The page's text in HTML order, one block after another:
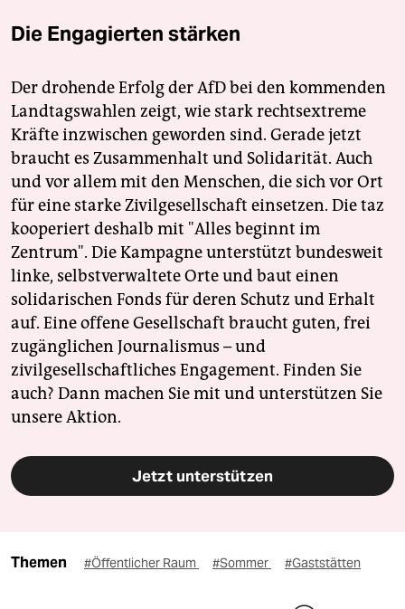
Die Engagierten stärken
Der drohende Erfolg der AfD bei den kommenden
Landtagswahlen zeigt, wie stark rechtsextreme
Kräfte inzwischen geworden sind. Gerade jetzt
braucht es Zusammenhalt und Solidarität. Auch
und vor allem mit den Menschen, die sich vor Ort
für eine starke Zivilgesellschaft einsetzen. Die taz
kooperiert deshalb mit "Alles beginnt im
Zentrum". Die Kampagne unterstützt bundesweit
linke, selbstverwaltete Orte und baut einen
solidarischen Fonds für deren Schutz und Erhalt
auf. Eine offene Gesellschaft braucht guten, frei
zugänglichen Journalismus – und
zivilgesellschaftliches Engagement. Finden Sie
auch? Dann machen Sie mit und unterstützen Sie
unsere Aktion.
Jetzt unterstützen
Themen #Öffentlicher Raum #Sommer #Gaststätten